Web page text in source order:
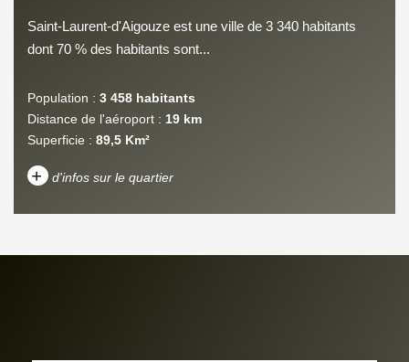
Saint-Laurent-d'Aigouze est une ville de 3 340 habitants
dont 70 % des habitants sont...
Population : 3 458 habitants
Distance de l'aéroport : 19 km
Superficie : 89,5 Km²
+ d'infos sur le quartier